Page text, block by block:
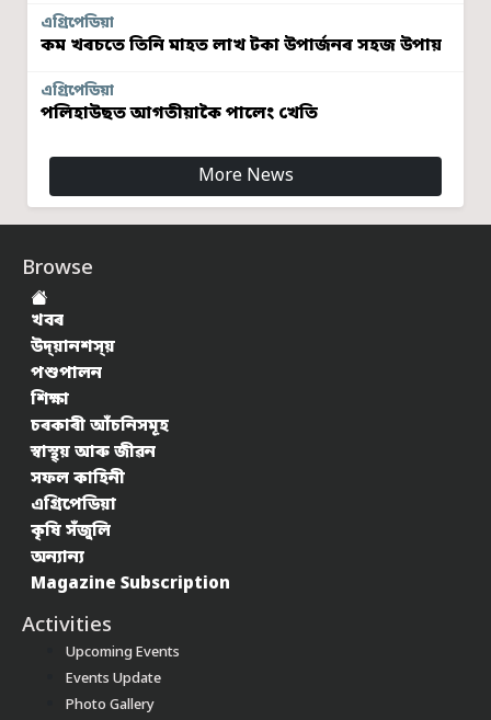
এগ্ৰিপেডিয়া
কম খৰচতে তিনি মাহত লাখ টকা উপাৰ্জনৰ সহজ উপায়
এগ্ৰিপেডিয়া
পলিহাউছত আগতীয়াকৈ পালেং খেতি
More News
Browse
খবৰ
উদ্য়ানশস্য়
পশুপালন
শিক্ষা
চৰকাৰী আঁচনিসমূহ
স্বাস্থ্য় আৰু জীৱন
সফল কাহিনী
এগ্ৰিপেডিয়া
কৃষি সঁজুলি
অন্যান্য
Magazine Subscription
Activities
Upcoming Events
Events Update
Photo Gallery